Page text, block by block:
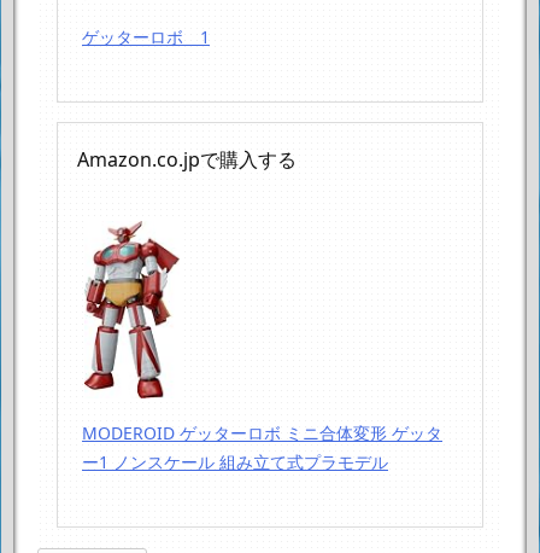
ゲッターロボ 1
Amazon.co.jpで購入する
MODEROID ゲッターロボ ミニ合体変形 ゲッタ
ー1 ノンスケール 組み立て式プラモデル